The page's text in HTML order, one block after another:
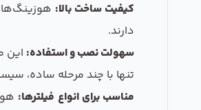
کیفیت ساخت بالا:
دارند.
سهولت نصب و استفاده: این
تنها با چند مرحله ساده،
مناسب برای انواع فیلترها: